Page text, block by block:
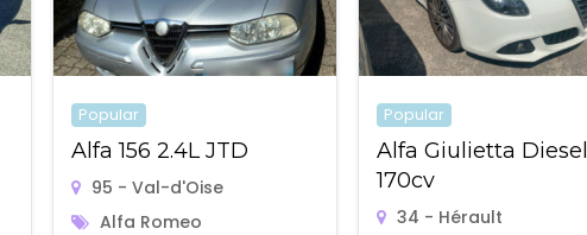
Popular
Alfa 156 2.4L JTD
95 - Val-d'Oise
Alfa Romeo
Popular
Alfa Giulietta Diesel
170cv
34 - Hérault